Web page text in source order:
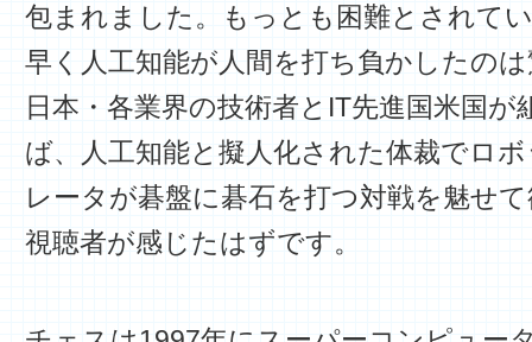
包まれました。もっとも困難とされて
早く人工知能が人間を打ち負かしたの
日本・各業界の技術者とIT先進国米国が
ば、人工知能と擬人化された体裁でロ
レータが碁盤に碁石を打つ対戦を魅せ
視聴者が感じたはずです。